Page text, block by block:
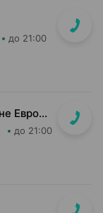
до 21:00
ул. Есенина, д. 76-1 (ТЦ Maximus, в м-не Евроопт Super)
до 21:00